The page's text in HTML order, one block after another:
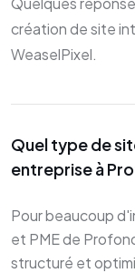
création de site
WeaselPixel.
Quel type de
entreprise à
Pour beaucoup
et PME de
structuré et